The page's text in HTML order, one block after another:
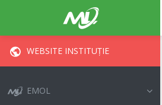
WEBSITE INSTITUȚIE
EMOL